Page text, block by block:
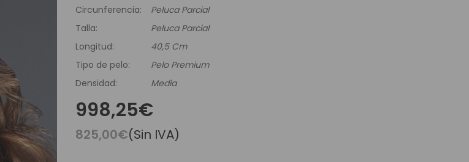
Envíos Y Devoluciones
Catálogo De Colores
Circunferencia:
Peluca Parcial
Talla:
Peluca Parcial
Longitud:
40,5 Cm
Tipo de pelo:
Pelo Premium
Densidad:
Media
998,25€
825,00€(Sin IVA)